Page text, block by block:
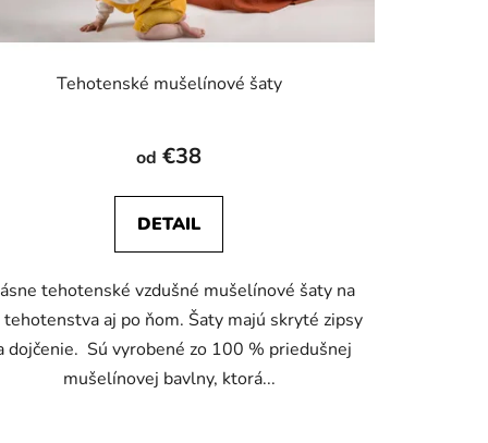
v
Tehotenské mušelínové šaty
od €38
DETAIL
tehotenské vzdušné mušelínové šaty na
tehotenstva aj po ňom. Šaty majú skryté zipsy
dojčenie. Sú vyrobené zo 100 % priedušnej
mušelínovej bavlny, ktorá...